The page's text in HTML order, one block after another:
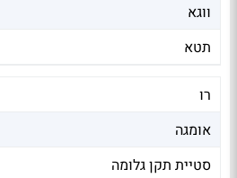
ווגא
תטא
רו
אומגה
סטיית תקן גלומה